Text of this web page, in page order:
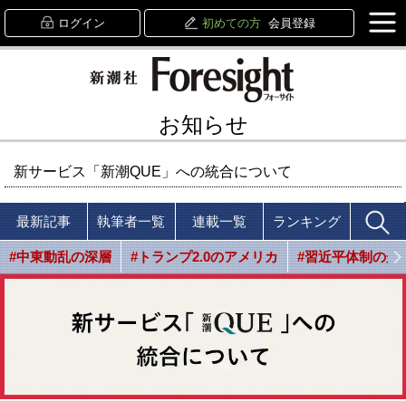
ログイン 初めての方 会員登録
お知らせ
新サービス「新潮QUE」への統合について
最新記事 執筆者一覧 連載一覧 ランキング
#中東動乱の深層 #トランプ2.0のアメリカ #習近平体制の光